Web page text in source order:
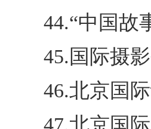
44.“中国故
45.国际摄
46.北京国
47.北京国